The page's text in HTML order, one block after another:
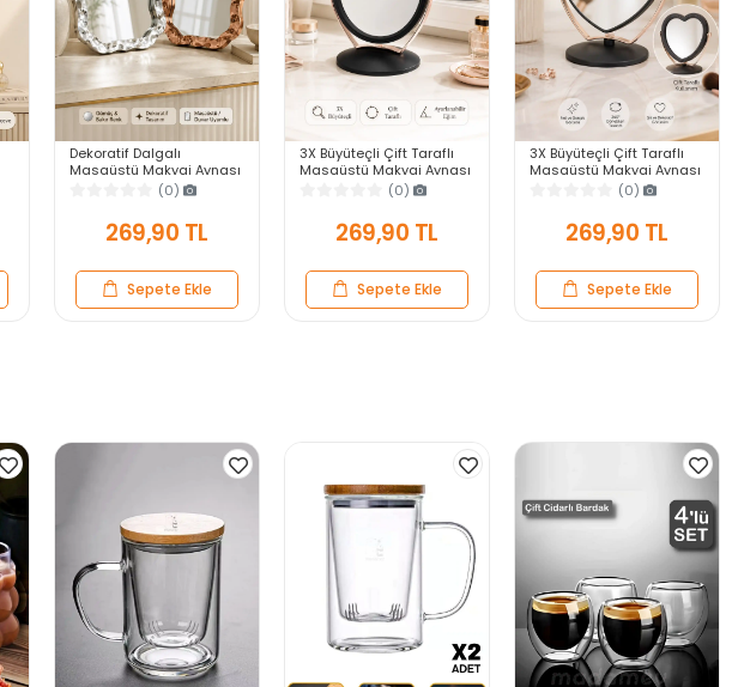
Dekoratif Dalgalı
Masaüstü Makyaj Aynası
Gümüş Bakır Çerçeveli
Modern Yakın Duvar Ayna
(0)
269,90 TL
Sepete Ekle
3X Büyüteçli Çift Taraflı
Masaüstü Makyaj Aynası
Daire Siyah Rose Gold
Standlı Dekoratif Yakın
(0)
269,90 TL
Sepete Ekle
3X Büyüteçli Çift Taraflı
Masaüstü Makyaj Aynası
Kalpi Siyah Rose Gold
Standlı Dekoratif Yakın
(0)
269,90 TL
Sepete Ekle